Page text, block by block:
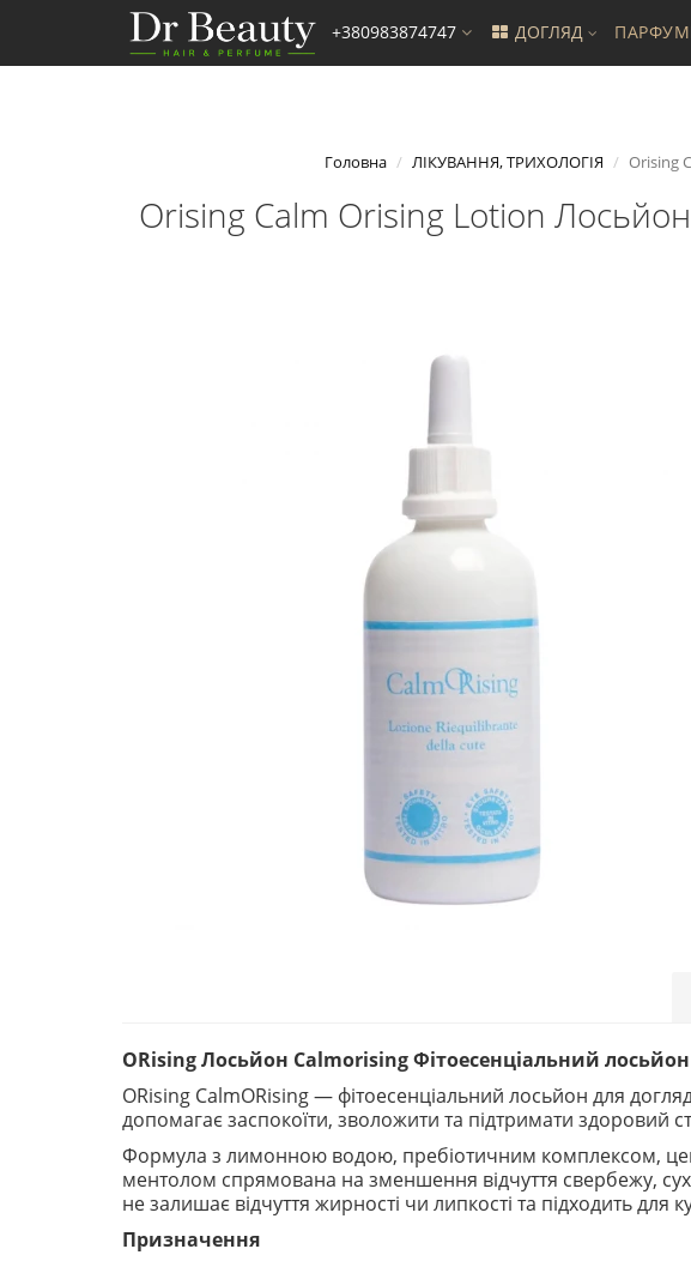
+380983874747 ДОГЛЯД
Головна ЛІКУВАННЯ, ТРИХОЛОГІЯ Orising
Orising Calm Orising Lotion
ORising Лосьйон Calmorising Фітоесенціальний
ORising CalmORising — фітоесенціальний лосьйон для
допомагає заспокоїти, зволожити та підтримати здоровий
Формула з лимонною водою, пребіотичним комплексом,
ментолом спрямована на зменшення відчуття свербежу,
не залишає відчуття жирності чи липкості та підходить
Призначення